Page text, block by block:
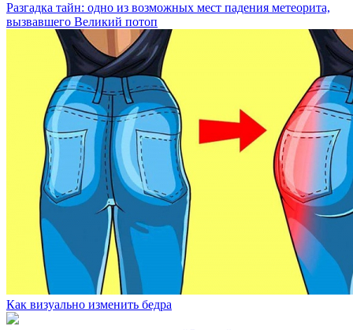
Разгадка тайн: одно из возможных мест падения метеорита,
вызвавшего Великий потоп
Как визуально изменить бедра